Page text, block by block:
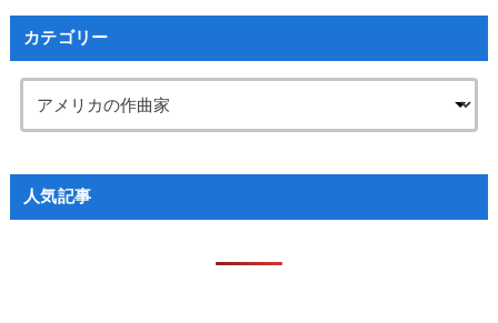
カテゴリー
人気記事